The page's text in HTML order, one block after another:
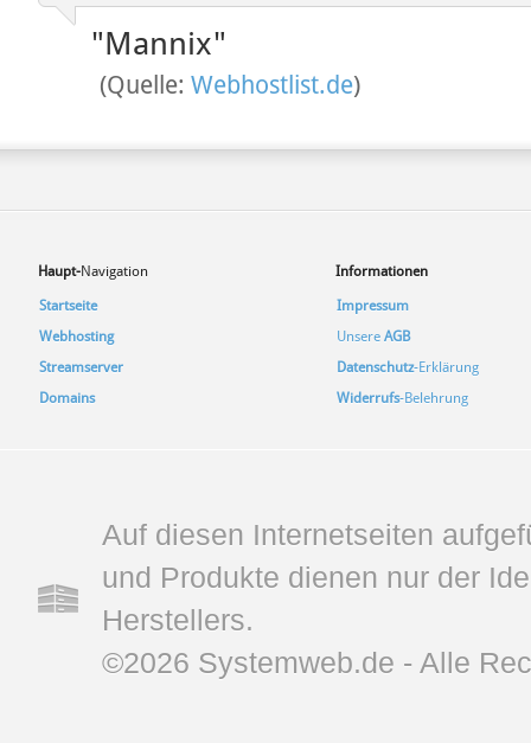
"Mannix"
(Quelle: Webhostlist.de)
Haupt-Navigation
Startseite
Webhosting
Streamserver
Domains
Informationen
Impressum
Unsere AGB
Datenschutz-Erklärung
Widerrufs-Belehrung
Auf diesen Internetseiten
und Produkte dienen nur der
Herstellers.
©2026 Systemweb.de - Alle